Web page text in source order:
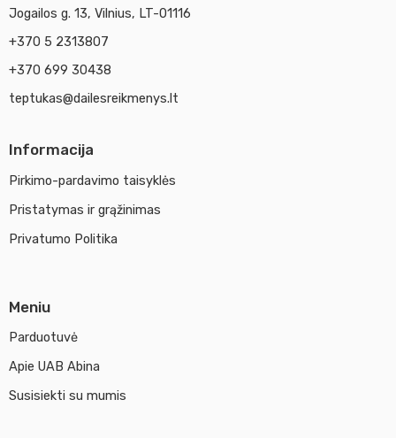
Jogailos g. 13, Vilnius, LT-01116
+370 5 2313807
+370 699 30438
teptukas@dailesreikmenys.lt
Informacija
Pirkimo-pardavimo taisyklės
Pristatymas ir grąžinimas
Privatumo Politika
Meniu
Parduotuvė
Apie UAB Abina
Susisiekti su mumis